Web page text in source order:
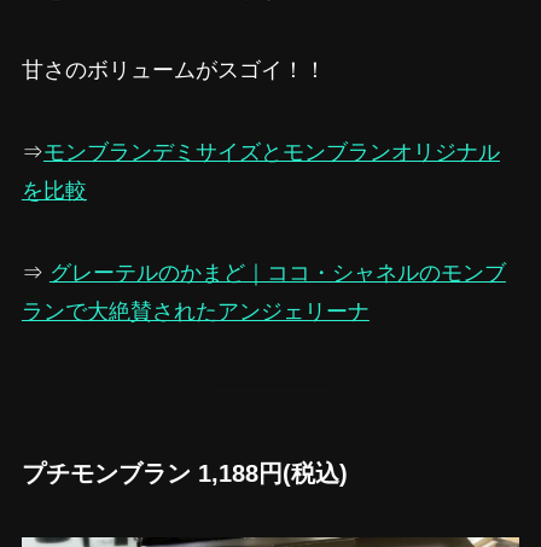
甘さのボリュームがスゴイ！！
⇒モンブランデミサイズとモンブランオリジナル
を比較
⇒ グレーテルのかまど｜ココ・シャネルのモンブ
ランで大絶賛されたアンジェリーナ
プチモンブラン 1,188円(税込)